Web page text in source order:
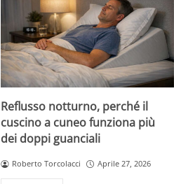
Reflusso notturno, perché il
cuscino a cuneo funziona più
dei doppi guanciali
Roberto Torcolacci Aprile 27, 2026